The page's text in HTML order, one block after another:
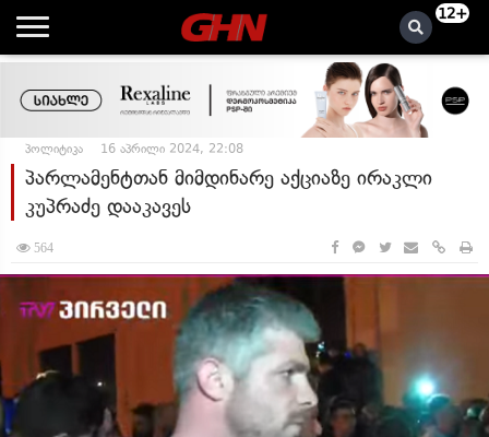
12+
პოლიტიკა 16 აპრილი 2024, 22:08
პარლამენტთან მიმდინარე აქციაზე ირაკლი
კუპრაძე დააკავეს
564